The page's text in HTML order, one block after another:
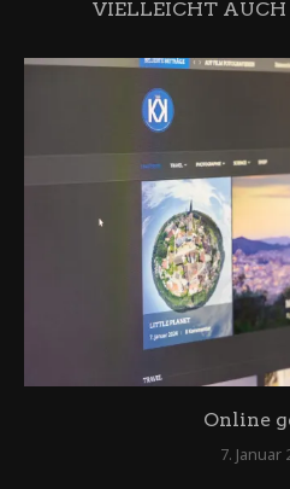
VIELLEICHT AUCH
Online
7. Januar